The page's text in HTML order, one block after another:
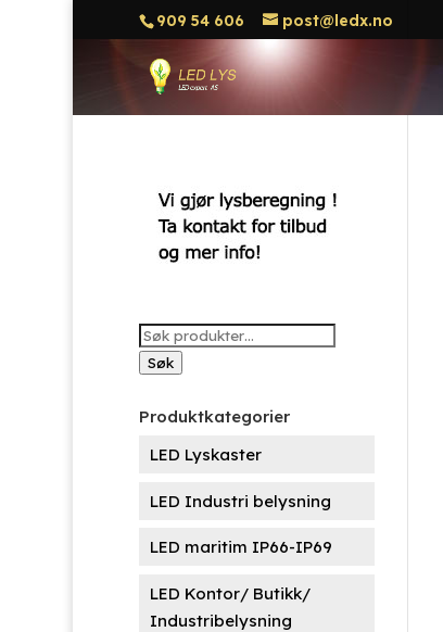
909 54 606 post@ledx.no
Søk
etter:
Søk
Produktkategorier
LED Lyskaster
LED Industri belysning
LED maritim IP66-IP69
LED Kontor/ Butikk/
Industribelysning